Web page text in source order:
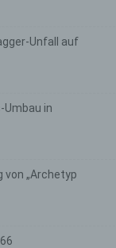
Unfall auf
Umbau in
von „Archetyp